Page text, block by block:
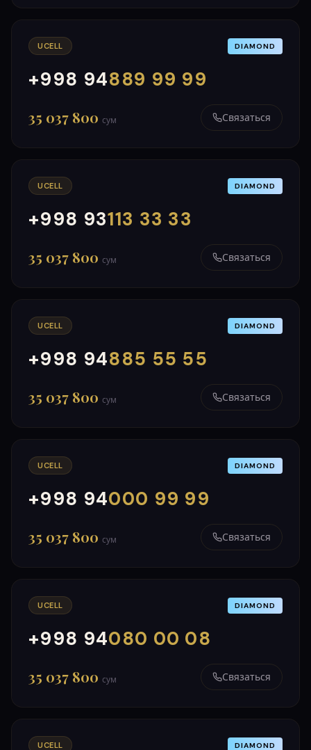
UCELL DIAMOND
+998 94889 99 99
000
999
35 037 800 сум Связаться
UCELL DIAMOND
+998 93113 33 33
000
999
35 037 800 сум Связаться
UCELL DIAMOND
+998 94885 55 55
000
999
35 037 800 сум Связаться
UCELL DIAMOND
+998 94000 99 99
000
999
35 037 800 сум Связаться
UCELL DIAMOND
+998 94080 00 08
000
999
35 037 800 сум Связаться
UCELL DIAMOND